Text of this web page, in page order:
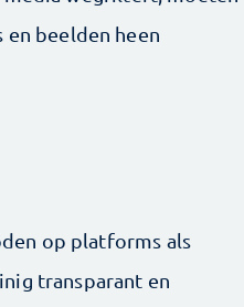
beelden heen
op platforms als
transparant en